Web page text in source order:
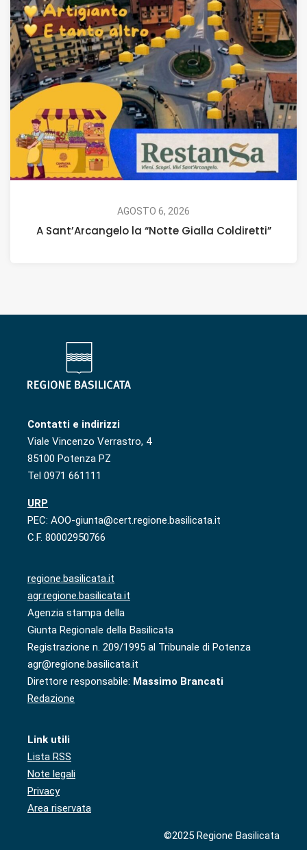
AGOSTO 6, 2026
A Sant’Arcangelo la “Notte Gialla Coldiretti”
Contatti e indirizzi
Viale Vincenzo Verrastro, 4
85100 Potenza PZ
Tel 0971 661111
URP
PEC: AOO-giunta@cert.regione.basilicata.it
C.F. 80002950766
regione.basilicata.it
agr.regione.basilicata.it
Agenzia stampa della
Giunta Regionale della Basilicata
Registrazione n. 209/1995 al Tribunale di Potenza
agr@regione.basilicata.it
Direttore responsabile: Massimo Brancati
Redazione
Link utili
Lista RSS
Note legali
Privacy
Area riservata
©2025 Regione Basilicata